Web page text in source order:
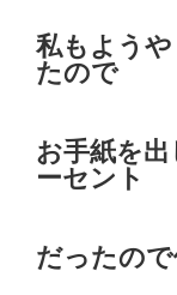
私もよう
たので
お手紙を
ーセント
だったの